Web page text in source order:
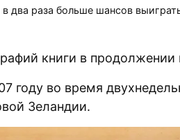
два раза больше шансов
книги в продолжении
году во время
Зеландии.